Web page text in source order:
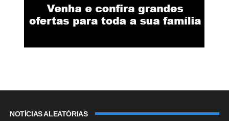
NOTÍCIAS ALEATÓRIAS